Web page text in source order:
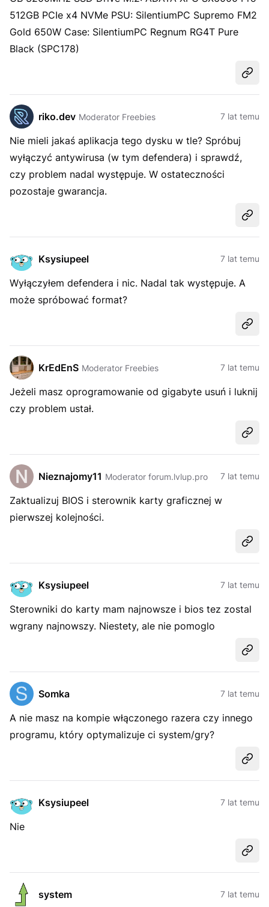
512GB PCIe x4 NVMe PSU: SilentiumPC Supremo FM2
Gold 650W Case: SilentiumPC Regnum RG4T Pure
Black (SPC178)
riko.dev Moderator Freebies 7 lat temu
Nie mieli jakaś aplikacja tego dysku w tle? Spróbuj
wyłączyć antywirusa (w tym defendera) i sprawdź,
czy problem nadal występuje. W ostateczności
pozostaje gwarancja.
Ksysiupeel 7 lat temu
Wyłączyłem defendera i nic. Nadal tak występuje. A
może spróbować format?
KrEdEnS Moderator Freebies 7 lat temu
Jeżeli masz oprogramowanie od gigabyte usuń i luknij
czy problem ustał.
Nieznajomy11 Moderator forum.lvlup.pro 7 lat temu
Zaktualizuj BIOS i sterownik karty graficznej w
pierwszej kolejności.
Ksysiupeel 7 lat temu
Sterowniki do karty mam najnowsze i bios tez zostal
wgrany najnowszy. Niestety, ale nie pomoglo
Somka 7 lat temu
A nie masz na kompie włączonego razera czy innego
programu, który optymalizuje ci system/gry?
Ksysiupeel 7 lat temu
Nie
system 7 lat temu